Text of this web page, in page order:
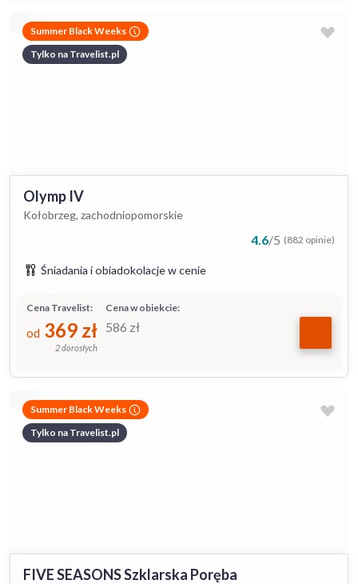
Summer Black Weeks
Tylko na Travelist.pl
Olymp IV
Kołobrzeg, zachodniopomorskie
4.6/5 (882 opinie)
Śniadania i obiadokolacje w cenie
Cena w obiekcie:
586 zł
Cena Travelist:
od 369 zł
2 dorosłych
Summer Black Weeks
Tylko na Travelist.pl
FIVE SEASONS Szklarska Poręba